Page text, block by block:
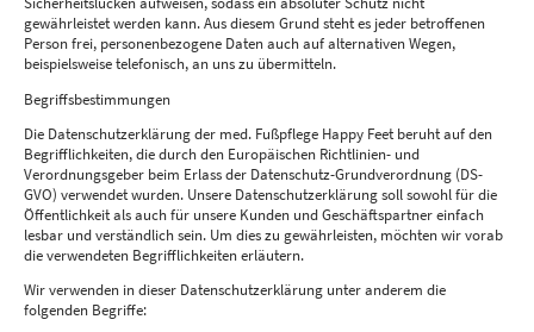
gewährleistet werden kann. Aus diesem Grund steht es jeder betroffenen
Person frei, personenbezogene Daten auch auf alternativen Wegen,
beispielsweise telefonisch, an uns zu übermitteln.
Begriffsbestimmungen
Die Datenschutzerklärung der med. Fußpflege Happy Feet beruht auf den
Begrifflichkeiten, die durch den Europäischen Richtlinien- und
Verordnungsgeber beim Erlass der Datenschutz-Grundverordnung (DS-
GVO) verwendet wurden. Unsere Datenschutzerklärung soll sowohl für die
Öffentlichkeit als auch für unsere Kunden und Geschäftspartner einfach
lesbar und verständlich sein. Um dies zu gewährleisten, möchten wir vorab
die verwendeten Begrifflichkeiten erläutern.
Wir verwenden in dieser Datenschutzerklärung unter anderem die
folgenden Begriffe: